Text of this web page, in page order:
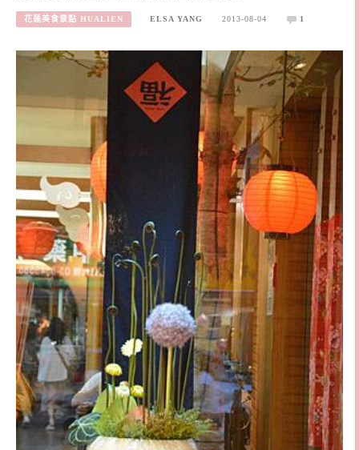
花蓮美食景點 HUALIEN ELSA YANG 2013-08-04 1